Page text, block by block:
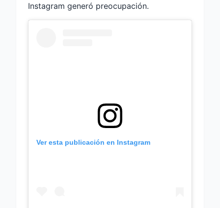
Instagram generó preocupación.
Ver esta publicación en Instagram